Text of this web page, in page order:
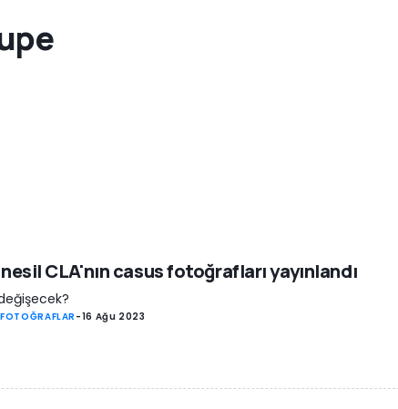
CLA'nın casus fotoğrafları yayınlandı
-16 Ağu 2023